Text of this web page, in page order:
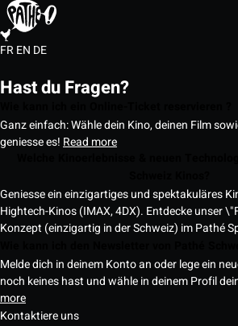
FREN DE
Hast du Fragen?
Ganz einfach: Wähle dein Kino, deinen Film
geniesse es! Read more
Geniesse ein einzigartiges und spektakuläres
Hightech-Kinos (IMAX, 4DX). Entdecke unser
Konzept (einzigartig in der Schweiz) im Pathé
Melde dich in deinem Konto an oder lege ein
noch keines hast und wähle in deinem Profil
more
Kontaktiere uns